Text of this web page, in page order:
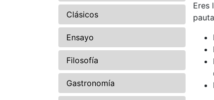
Clásicos
Ensayo
Filosofía
Gastronomía
Eres